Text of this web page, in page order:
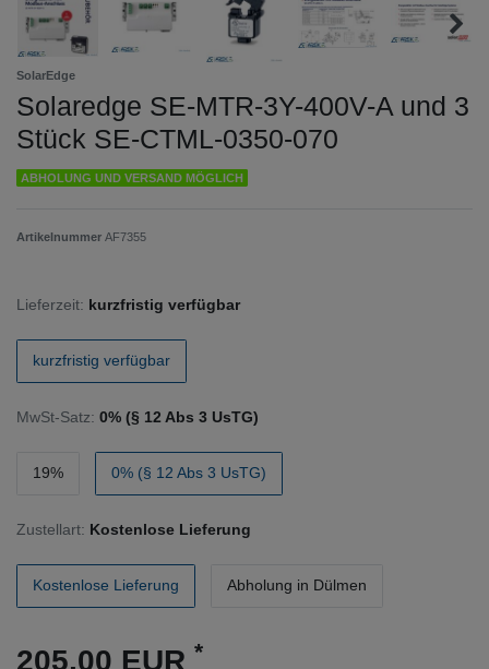
SolarEdge
Solaredge SE-MTR-3Y-400V-A und 3
Stück SE-CTML-0350-070
ABHOLUNG UND VERSAND MÖGLICH
Artikelnummer AF7355
Lieferzeit: kurzfristig verfügbar
kurzfristig verfügbar
MwSt-Satz: 0% (§ 12 Abs 3 UsTG)
19% 0% (§ 12 Abs 3 UsTG)
Zustellart: Kostenlose Lieferung
Kostenlose Lieferung Abholung in Dülmen
205,00 EUR *